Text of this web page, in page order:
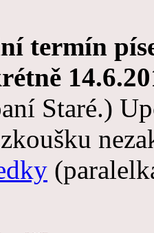
termín
Staré.)